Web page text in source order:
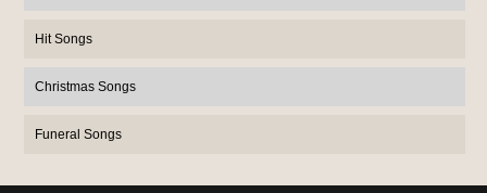
Hit Songs
Christmas Songs
Funeral Songs